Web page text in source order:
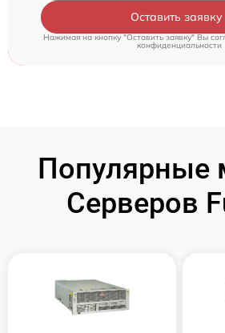
Оставить заявку
Нажимая на кнопку "Оставить заявку" Вы
конфиденциальности
Популярные
Серверов